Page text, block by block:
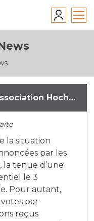
Assemblée Générale de l’Association Hoche Retraite du 3 novembre 2020. Modalités de tenue de la séance à huis clos.
la situation
par les
la tenue d’une
le 3
Pour autant,
par
reçus